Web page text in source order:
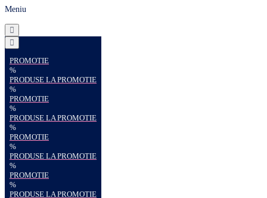
Meniu
PROMOTIE
%
PRODUSE LA PROMOTIE
%
PROMOTIE
%
PRODUSE LA PROMOTIE
%
PROMOTIE
%
PRODUSE LA PROMOTIE
%
PROMOTIE
%
PRODUSE LA PROMOTIE